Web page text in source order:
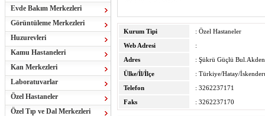
Evde Bakım Merkezleri
Görüntüleme Merkezleri
Huzurevleri
Kamu Hastaneleri
Kan Merkezleri
Laboratuvarlar
Özel Hastaneler
Özel Tıp ve Dal Merkezleri
Kurum Tipi
: Özel Hastaneler
Web Adresi
:
Adres
: Şükrü Güçlü
Ülke/İl/İlçe
: Türkiye/Hatay/
Telefon
: 3262237171
Faks
: 3262237170